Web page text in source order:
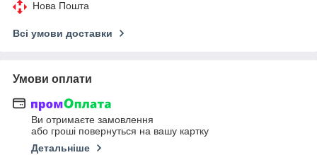
Нова Пошта
Всі умови доставки
Умови оплати
Ви отримаєте замовлення
або гроші повернуться на вашу картку
Детальніше